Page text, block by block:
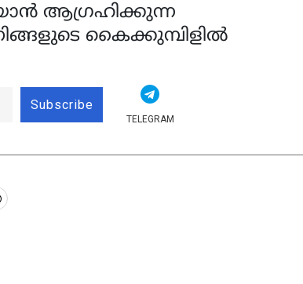
ആഗ്രഹിക്കുന്ന
കൈക്കുമ്പിളിൽ
Subscribe
TELEGRAM